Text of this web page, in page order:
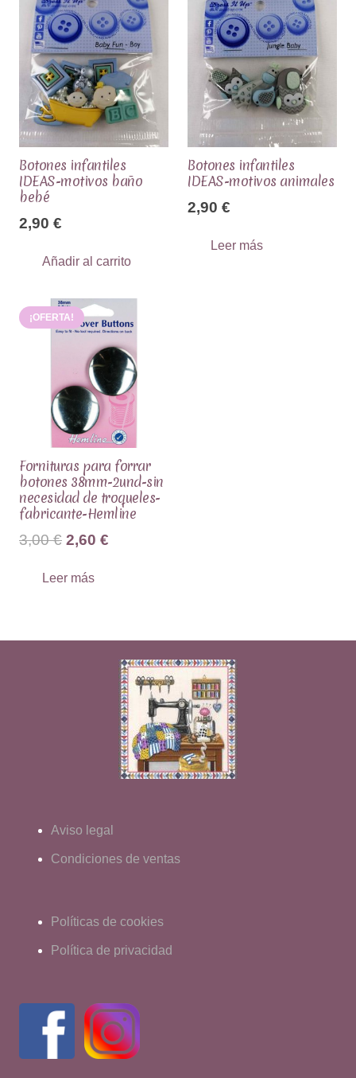
Botones infantiles
IDEAS-motivos baño
bebé
2,90 €
Añadir al carrito
Botones infantiles
IDEAS-motivos animales
2,90 €
Leer más
¡OFERTA!
Fornituras para forrar
botones 38mm-2und-sin
necesidad de troqueles-
fabricante-Hemline
3,00€ El
original
2,60 €
Leer más
Aviso legal
Condiciones de ventas
Políticas de cookies
Política de privacidad